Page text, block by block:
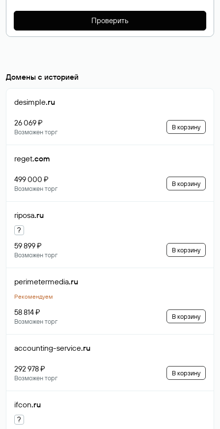
Проверить
Домены с историей
desimple.ru
26 069 ₽
Возможен торг
В корзину
reget.com
499 000 ₽
Возможен торг
В корзину
riposa.ru
?
59 899 ₽
Возможен торг
В корзину
perimetermedia.ru
Рекомендуем
58 814 ₽
Возможен торг
В корзину
accounting-service.ru
292 978 ₽
Возможен торг
В корзину
ifcon.ru
?